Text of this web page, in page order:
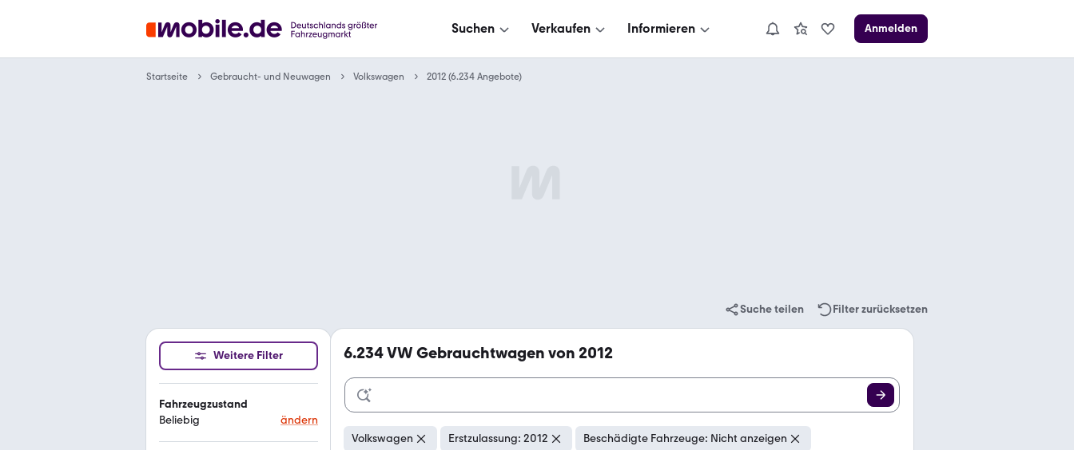
Suchen Verkaufen Informieren Anmelden
Startseite Gebraucht- und Neuwagen Volkswagen 2012 (6.234 Angebote)
Suche teilen Filter zurücksetzen
Weitere Filter
Fahrzeugzustand
Beliebig
ändern
6.234VW Gebrauchtwagen von 2012
Volkswagen Erstzulassung: 2012 Beschädigte Fahrzeuge: Nicht anzeigen